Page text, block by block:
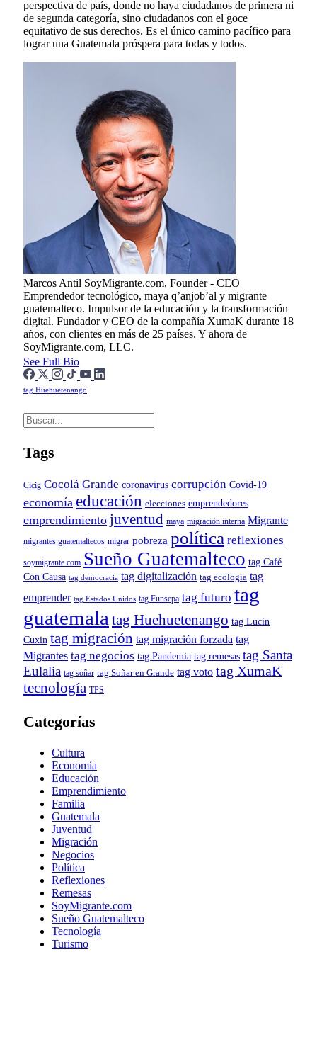
perspectiva de país, donde no haya ciudadanos de primera ni
de segunda categoría, sino ciudadanos con el goce
equitativo de sus derechos. Es el único camino pacífico para
lograr una Guatemala próspera para todas y todos.
Marcos Antil SoyMigrante.com, Founder - CEO
Emprendedor tecnológico, maya q’anjob’al y migrante
guatemalteco. Impulsor de la educación y la transformación
digital. Fundador y CEO de la compañía XumaK durante 18
años, con clientes en más de 25 países. Y ahora de
SoyMigrante.com, LLC.
See Full Bio
tag Huehuetenango
Tags
Cicig Cocolá Grande coronavirus corrupción Covid-19
economía educación elecciones emprendedores
emprendimiento juventud maya migración interna Migrante
migrantes guatemaltecos migrar pobreza política reflexiones
soymigrante.com Sueño Guatemalteco tag Café
Con Causa tag democracia tag digitalización tag ecología tag
emprender tag Estados Unidos tag Funsepa tag futuro tag
guatemalatag Huehuetenango tag Lucín
Cuxin tag migración tag migración forzada tag
Migrantes tag negocios tag Pandemia tag remesas tag Santa
Eulalia tag soñar tag Soñar en Grande tag voto tag XumaK
tecnología TPS
Categorías
Cultura
Economía
Educación
Emprendimiento
Familia
Guatemala
Juventud
Migración
Negocios
Política
Reflexiones
Remesas
SoyMigrante.com
Sueño Guatemalteco
Tecnología
Turismo